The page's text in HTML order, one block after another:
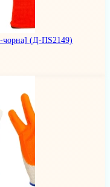
чорна] (Д-ПS2149)